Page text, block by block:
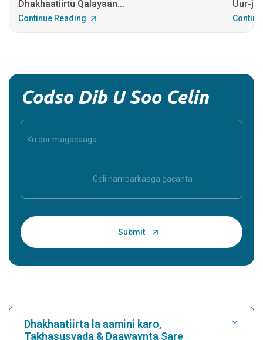
Dhakhaatiirtu Qalayaan...
Continue Reading
Uur-
Codso Dib U Soo Celin
Dhakhaatiirta la aamini karo,
Takhasusyada & Daawaynta Sare